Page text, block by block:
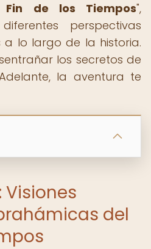
Fin de los Tiempos",
perspectivas
a lo largo de la historia.
los secretos de
la aventura te
Visiones
del